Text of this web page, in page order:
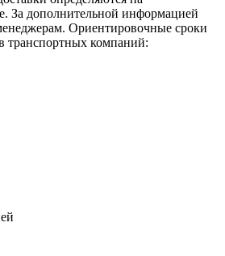
За дополнительной информацией
Ориентировочные сроки
транспортных компаний: